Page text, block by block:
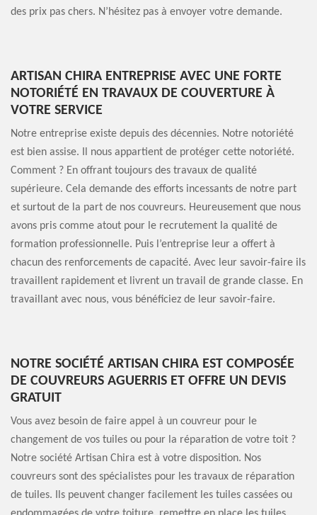
des prix pas chers. N’hésitez pas à envoyer votre demande.
ARTISAN CHIRA ENTREPRISE AVEC UNE FORTE
NOTORIÉTÉ EN TRAVAUX DE COUVERTURE À
VOTRE SERVICE
Notre entreprise existe depuis des décennies. Notre notoriété
est bien assise. Il nous appartient de protéger cette notoriété.
Comment ? En offrant toujours des travaux de qualité
supérieure. Cela demande des efforts incessants de notre part
et surtout de la part de nos couvreurs. Heureusement que nous
avons pris comme atout pour le recrutement la qualité de
formation professionnelle. Puis l’entreprise leur a offert à
chacun des renforcements de capacité. Avec leur savoir-faire ils
travaillent rapidement et livrent un travail de grande classe. En
travaillant avec nous, vous bénéficiez de leur savoir-faire.
NOTRE SOCIÉTÉ ARTISAN CHIRA EST COMPOSÉE
DE COUVREURS AGUERRIS ET OFFRE UN DEVIS
GRATUIT
Vous avez besoin de faire appel à un couvreur pour le
changement de vos tuiles ou pour la réparation de votre toit ?
Notre société Artisan Chira est à votre disposition. Nos
couvreurs sont des spécialistes pour les travaux de réparation
de tuiles. Ils peuvent changer facilement les tuiles cassées ou